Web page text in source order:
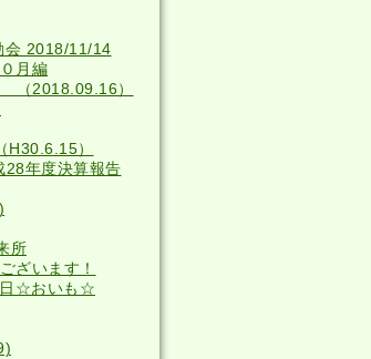
会 2018/11/14
月編
（2018.09.16）
H30.6.15）
28年度決算報告
所
ざいます！
日☆おいも☆